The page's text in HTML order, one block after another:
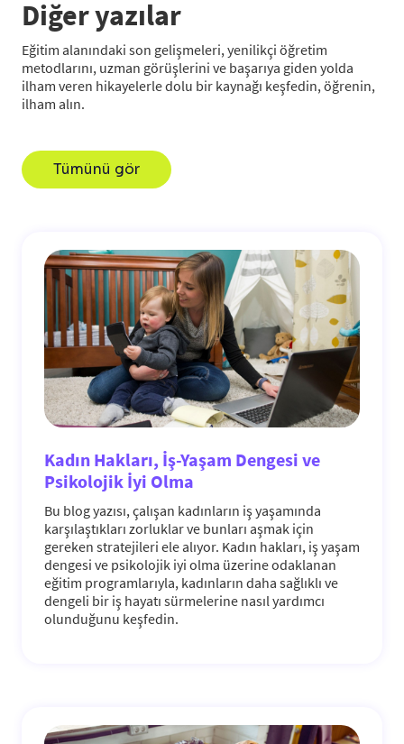
Diğer yazılar
Eğitim alanındaki son gelişmeleri, yenilikçi öğretim
metodlarını, uzman görüşlerini ve başarıya giden yolda
ilham veren hikayelerle dolu bir kaynağı keşfedin, öğrenin,
ilham alın.
Tümünü gör
Kadın Hakları, İş-Yaşam Dengesi ve
Psikolojik İyi Olma
Bu blog yazısı, çalışan kadınların iş yaşamında
karşılaştıkları zorluklar ve bunları aşmak için
gereken stratejileri ele alıyor. Kadın hakları, iş yaşam
dengesi ve psikolojik iyi olma üzerine odaklanan
eğitim programlarıyla, kadınların daha sağlıklı ve
dengeli bir iş hayatı sürmelerine nasıl yardımcı
olunduğunu keşfedin.